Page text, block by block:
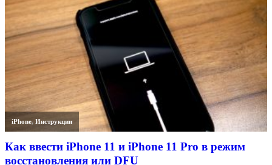
iPhone,Инструкции
Как ввести iPhone 11 и iPhone 11 Pro в режим
восстановления или DFU